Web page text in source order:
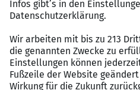
und leisten unseren Beitrag
Starte nicht nur einen Job.
Werde Teil eines Teams, das